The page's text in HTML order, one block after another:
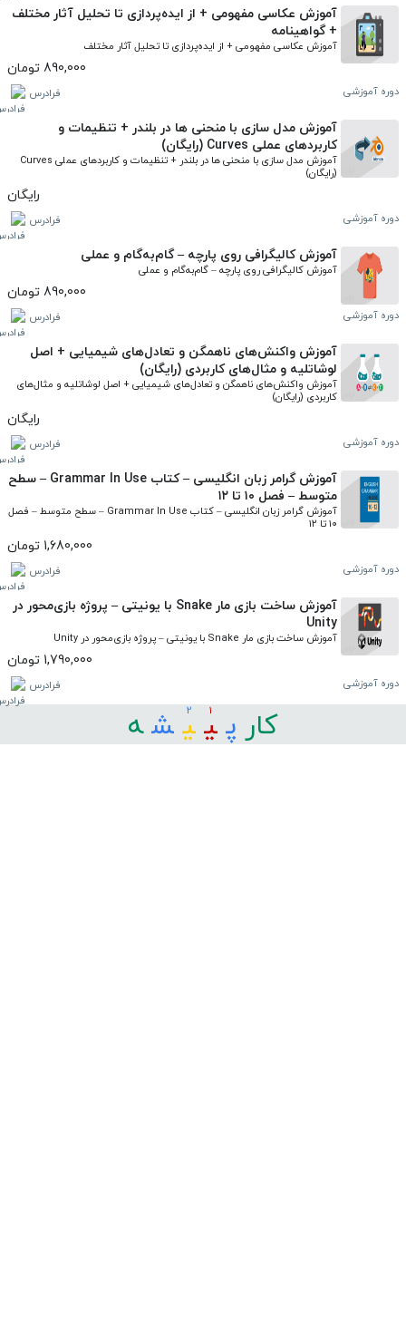
آموزش عکاسی مفهومی + از ایده‌پردازی تا تحلیل آثار مختلف
+ گواهینامه
آموزش عکاسی مفهومی + از ایده‌پردازی تا تحلیل آثار مختلف
890,000 تومان
دوره آموزشی فرادرس
آموزش مدل‌ سازی با منحنی‌ ها در بلندر + تنظیمات و
کاربردهای عملی Curves (رایگان)
(رایگان)
رایگان
دوره آموزشی فرادرس
آموزش کالیگرافی روی پارچه – گام‌به‌گام و عملی
آموزش کالیگرافی روی پارچه – گام‌به‌گام و عملی
890,000 تومان
دوره آموزشی فرادرس
آموزش واکنش‌های ناهمگن و تعادل‌های شیمیایی + اصل
لوشاتلیه و مثال‌های کاربردی (رایگان)
کاربردی (رایگان)
رایگان
دوره آموزشی فرادرس
آموزش گرامر زبان انگلیسی – کتاب Grammar In Use – سطح
متوسط – فصل ۱۰ تا ۱۲
۱۰ تا ۱۲
1,680,000 تومان
دوره آموزشی فرادرس
آموزش ساخت بازی مار Snake با یونیتی – پروژه بازی‌محور در
Unity
آموزش ساخت بازی مار Snake با یونیتی – پروژه بازی‌محور در Unity
1,790,000 تومان
دوره آموزشی فرادرس
کار ﭘ 1
ﯿ 2
ﯿ ﺸ ﻪ